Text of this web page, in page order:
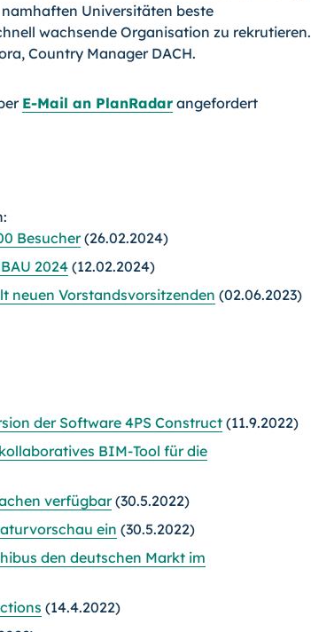
Universitäten beste
wachsende Organisation zu rekrutieren.
Country Manager DACH.
E-Mail an PlanRadar angefordert
Besucher(26.02.2024)
2024 (12.02.2024)
neuen Vorstandsvorsitzenden (02.06.2023)
der Software 4PS Construct(11.9.2022)
BIM-Tool für die
verfügbar(30.5.2022)
ein (30.5.2022)
den deutschen Markt im
(14.4.2022)